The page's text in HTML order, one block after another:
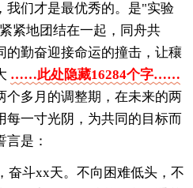
我们才是最优秀的。是"实验
紧地团结在一起，同舟共
的勤奋迎接命运的撞击，让穰
……此处隐藏16284个字……
个多月的调整期，在未来的两
每一寸光阴，为共同的目标而
是：
奋斗xx天。不向困难低头，不